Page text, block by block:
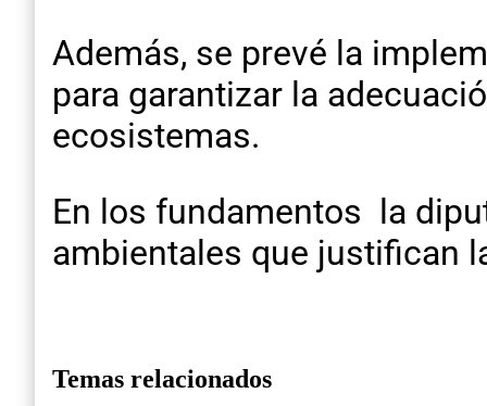
Además, se prevé la
para garantizar la
ecosistemas.
En los fundamentos la
ambientales que justifican
Temas relacionados